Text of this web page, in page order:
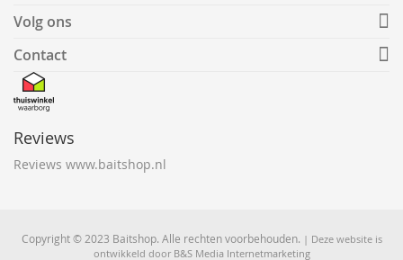
Volg ons
Contact
Reviews
Reviews www.baitshop.nl
Copyright © 2023 Baitshop. Alle rechten voorbehouden. | Deze website is
ontwikkeld door B&S Media Internetmarketing